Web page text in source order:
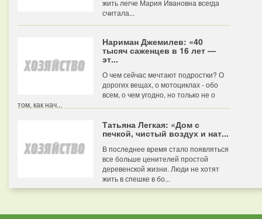
жить легче Мария Ивановна всегда
считала...
Нариман Джемилев: «40
тысяч саженцев в 16 лет —
эт...
О чем сейчас мечтают подростки? О
дорогих вещах, о мотоциклах - обо
всем, о чем угодно, но только не о
том, как нач...
Татьяна Легкая: «Дом с
печкой, чистый воздух и нат...
В последнее время стало появляться
все больше ценителей простой
деревенской жизни. Люди не хотят
жить в спешке в бо...